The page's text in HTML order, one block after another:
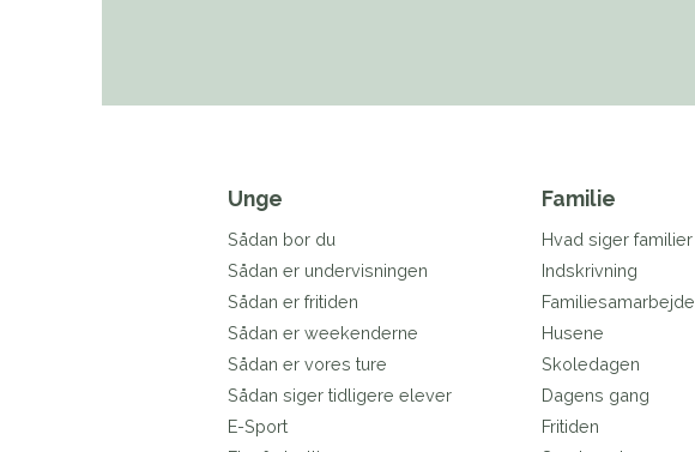
Unge
Sådan bor du
Sådan er undervisningen
Sådan er fritiden
Sådan er weekenderne
Sådan er vores ture
Sådan siger tidligere elever
E-Sport
Familie
Hvad siger familier
Indskrivning
Familiesamarbejde
Husene
Skoledagen
Dagens gang
Fritiden